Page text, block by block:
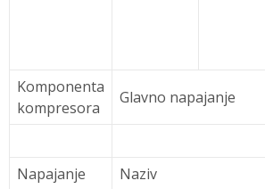
Komponenta
kompresora
Glavno napajanje
Napajanje
Naziv